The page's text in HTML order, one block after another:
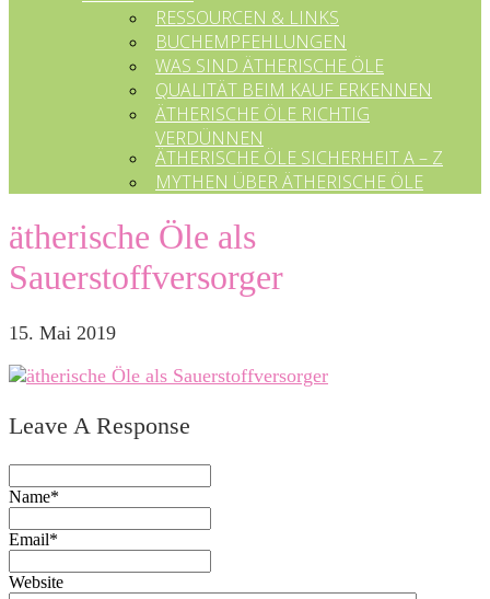
RESSOURCEN & LINKS
BUCHEMPFEHLUNGEN
WAS SIND ÄTHERISCHE ÖLE
QUALITÄT BEIM KAUF ERKENNEN
ÄTHERISCHE ÖLE RICHTIG
VERDÜNNEN
ÄTHERISCHE ÖLE SICHERHEIT A – Z
MYTHEN ÜBER ÄTHERISCHE ÖLE
ätherische Öle als
Sauerstoffversorger
15. Mai 2019
Leave A Response
Name*
Email*
Website